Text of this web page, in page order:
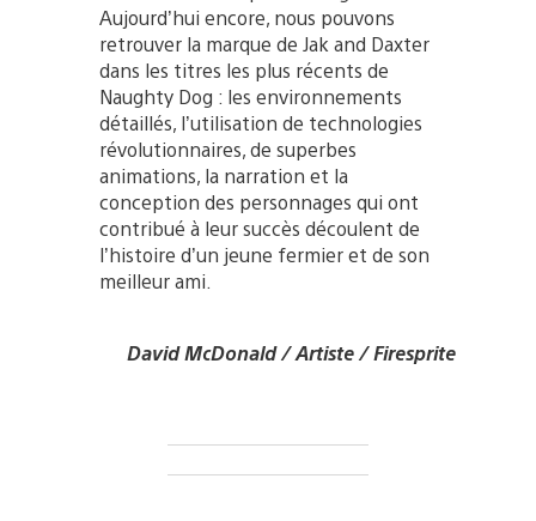
Aujourd’hui encore, nous pouvons
retrouver la marque de Jak and Daxter
dans les titres les plus récents de
Naughty Dog : les environnements
détaillés, l’utilisation de technologies
révolutionnaires, de superbes
animations, la narration et la
conception des personnages qui ont
contribué à leur succès découlent de
l’histoire d’un jeune fermier et de son
meilleur ami.
David McDonald / Artiste / Firesprite